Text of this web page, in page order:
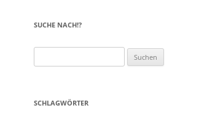
SUCHE NACH!?
nach:
SCHLAGWÖRTER